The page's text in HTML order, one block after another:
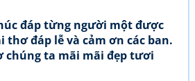
đáp từng người một được
thơ đáp lễ và cảm ơn các ban.
chúng ta mãi mãi đẹp tươi